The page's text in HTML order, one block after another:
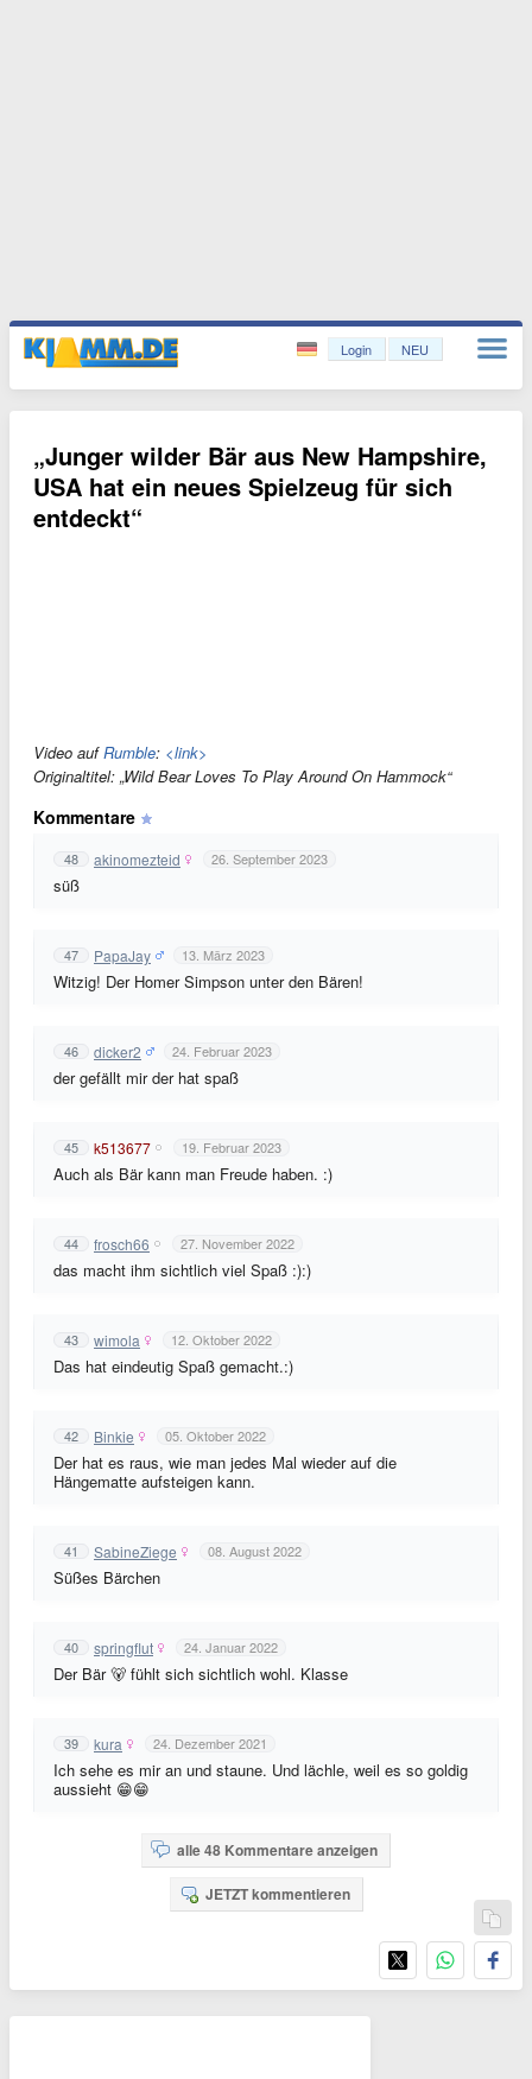
Login NEU
„Junger wilder Bär aus New Hampshire,
USA hat ein neues Spielzeug für sich
entdeckt“
Video aufRumble: <link>
Originaltitel: „Wild Bear Loves To Play Around On Hammock“
Kommentare
48 akinomezteid 26. September 2023
süß
47 PapaJay 13. März 2023
Witzig! Der Homer Simpson unter den Bären!
46 dicker2 24. Februar 2023
der gefällt mir der hat spaß
45 k513677 19. Februar 2023
Auch als Bär kann man Freude haben. :)
44 frosch66 27. November 2022
das macht ihm sichtlich viel Spaß :):)
43 wimola 12. Oktober 2022
Das hat eindeutig Spaß gemacht.:)
42 Binkie 05. Oktober 2022
Der hat es raus, wie man jedes Mal wieder auf die
Hängematte aufsteigen kann.
41 SabineZiege 08. August 2022
Süßes Bärchen
40 springflut 24. Januar 2022
Der Bär 🐻 fühlt sich sichtlich wohl. Klasse
39 kura 24. Dezember 2021
Ich sehe es mir an und staune. Und lächle, weil es so goldig
aussieht 😁😁
alle 48 Kommentare anzeigen
JETZT kommentieren